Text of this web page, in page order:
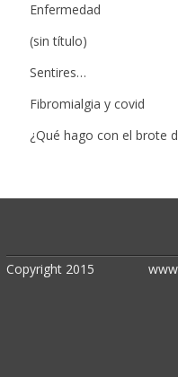
Enfermedad
(sin título)
Sentires…
Fibromialgia y covid
¿Qué hago con el brote
Copyright 2015